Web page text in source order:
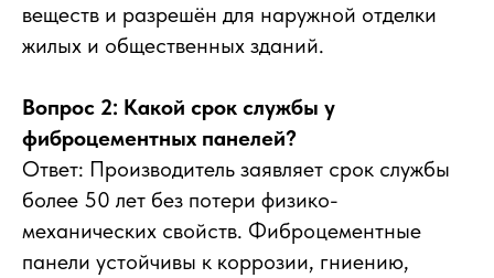
веществ и разрешён для наружной отделки
жилых и общественных зданий.
Вопрос 2: Какой срок службы у
фиброцементных панелей?
Ответ: Производитель заявляет срок службы
более 50 лет без потери физико-
механических свойств. Фиброцементные
панели устойчивы к коррозии, гниению,